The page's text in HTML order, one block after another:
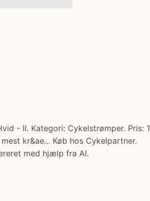
- II. Kategori: Cykelstrømper.
kr&ae... Køb hos Cykelpartner.
med hjælp fra AI.